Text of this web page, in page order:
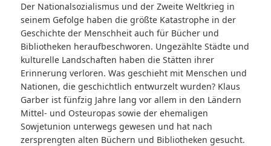
Der Nationalsozialismus und der Zweite Weltkrieg in
seinem Gefolge haben die größte Katastrophe in der
Geschichte der Menschheit auch für Bücher und
Bibliotheken heraufbeschworen. Ungezählte Städte und
kulturelle Landschaften haben die Stätten ihrer
Erinnerung verloren. Was geschieht mit Menschen und
Nationen, die geschichtlich entwurzelt wurden? Klaus
Garber ist fünfzig Jahre lang vor allem in den Ländern
Mittel- und Osteuropas sowie der ehemaligen
Sowjetunion unterwegs gewesen und hat nach
zersprengten alten Büchern und Bibliotheken gesucht.